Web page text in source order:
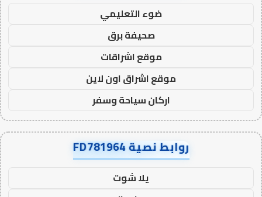
ضوء التعليمي
صحيفة برق
موقع اشراقات
موقع اشراق اون لاين
اركان سياحة وسفر
روابط نصية FD781964
يلا شوت